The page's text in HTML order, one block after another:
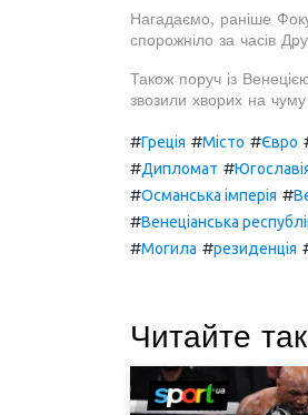
Нагадаємо, раніше
спорожніло за часів
Також поруч із
звозили хворих на
#Греція #Місто #Євро
#Дипломат #
#Османська імперія #
#Венеціанська
#Могила #резиденція
Читайте